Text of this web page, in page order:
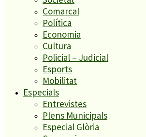
Comarcal
Política
Economia
Cultura
Policial – Judicial
Esports
Mobilitat
Especials
Entrevistes
Plens Municipals
Especial Glòria
El març es tanca amb 547 aturats
DT 5 ABR. 22
Són 17 persones menys a les llistes
que un mes abans i, de fet, és la
des del 2008 i xifres molt semblants
la padèmia. Si ens fixem amb les...